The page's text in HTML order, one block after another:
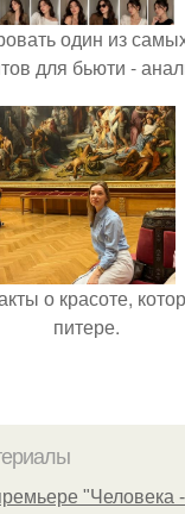
один из
для бьюти -
о красоте,
питере.
"Человека